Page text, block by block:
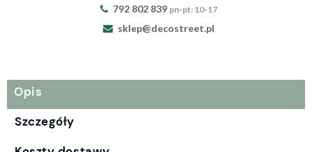
792 802 839 pn-pt: 10-17
sklep@decostreet.pl
Opis
Szczegóły